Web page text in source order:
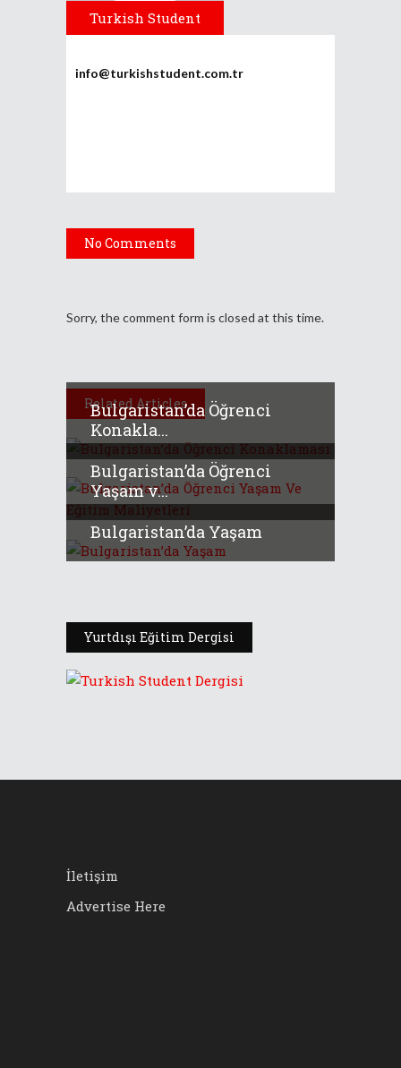
Turkish Student
info@turkishstudent.com.tr
No Comments
Sorry, the comment form is closed at this time.
Related Articles
Bulgaristan’da Öğrenci
Konakla...
Bulgaristan’da Öğrenci
Yaşam v...
Bulgaristan’da Yaşam
Yurtdışı Eğitim Dergisi
İletişim
Advertise Here